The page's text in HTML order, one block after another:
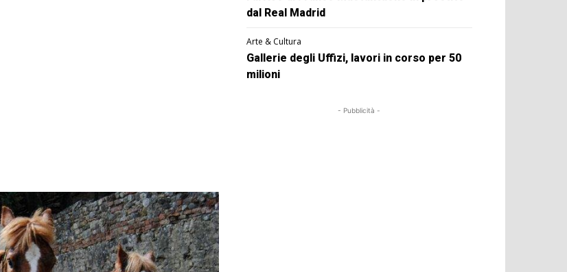
dal Real Madrid
Arte & Cultura
Gallerie degli Uffizi, lavori in corso per 50
milioni
- Pubblicità -